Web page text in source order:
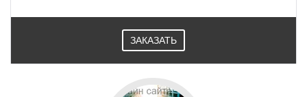
ЗАКАЗАТЬ